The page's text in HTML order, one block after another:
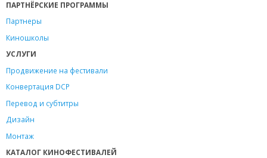
ПАРТНЁРСКИЕ ПРОГРАММЫ
Партнеры
Киношколы
УСЛУГИ
Продвижение на фестивали
Конвертация DCP
Перевод и субтитры
Дизайн
Монтаж
КАТАЛОГ КИНОФЕСТИВАЛЕЙ